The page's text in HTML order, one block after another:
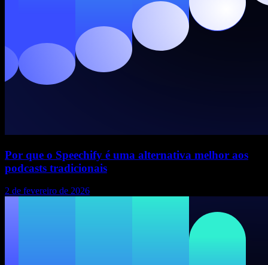
Por que o Speechify é uma alternativa melhor aos
podcasts tradicionais
2 de fevereiro de 2026